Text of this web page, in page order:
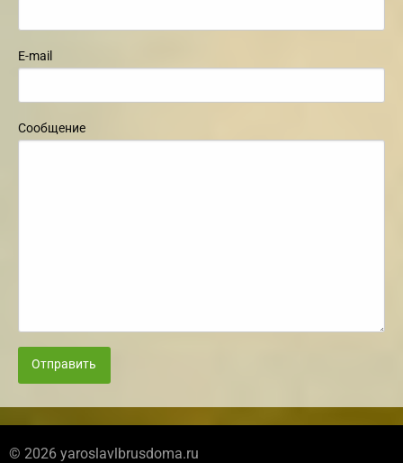
E-mail
Сообщение
Отправить
© 2026 yaroslavlbrusdoma.ru